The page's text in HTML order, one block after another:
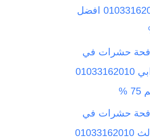
الجيزة 01033162010 افضل
حشرات في
جمعية عرابي 01033162010
حشرات في
التجمع الثالث 01033162010